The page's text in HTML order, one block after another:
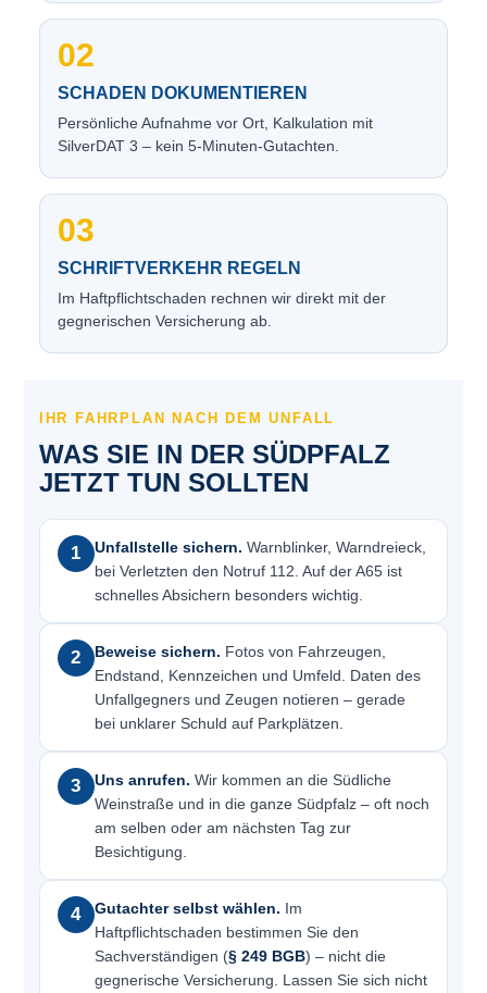
02
SCHADEN DOKUMENTIEREN
Persönliche Aufnahme vor Ort, Kalkulation mit
SilverDAT 3 – kein 5-Minuten-Gutachten.
03
SCHRIFTVERKEHR REGELN
Im Haftpflichtschaden rechnen wir direkt mit der
gegnerischen Versicherung ab.
IHR FAHRPLAN NACH DEM UNFALL
WAS SIE IN DER SÜDPFALZ
JETZT TUN SOLLTEN
1 Unfallstelle sichern. Warnblinker, Warndreieck,
bei Verletzten den Notruf 112. Auf der A65 ist
schnelles Absichern besonders wichtig.
2 Beweise sichern. Fotos von Fahrzeugen,
Endstand, Kennzeichen und Umfeld. Daten des
Unfallgegners und Zeugen notieren – gerade
bei unklarer Schuld auf Parkplätzen.
3 Uns anrufen. Wir kommen an die Südliche
Weinstraße und in die ganze Südpfalz – oft noch
am selben oder am nächsten Tag zur
Besichtigung.
4 Gutachter selbst wählen. Im
Haftpflichtschaden bestimmen Sie den
Sachverständigen (§ 249 BGB) – nicht die
gegnerische Versicherung. Lassen Sie sich nicht